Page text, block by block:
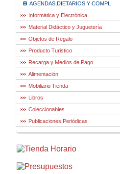
AGENDAS,DIETARIOS Y COMPL
Informática y Electrónica
Material Didáctico y Juguetería
Objetos de Regalo
Producto Turistico
Recarga y Medios de Pago
Alimentación
Mobiliario Tienda
Libros
Coleccionables
Publicaciones Periódicas